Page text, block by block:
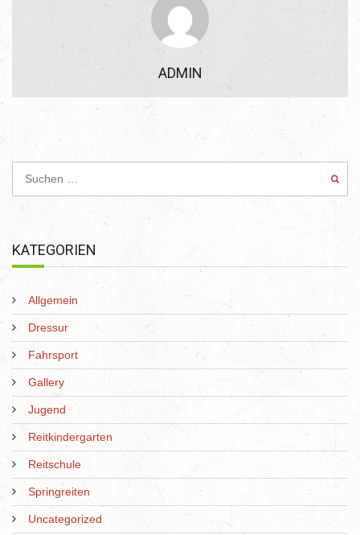
ADMIN
KATEGORIEN
Allgemein
Dressur
Fahrsport
Gallery
Jugend
Reitkindergarten
Reitschule
Springreiten
Uncategorized